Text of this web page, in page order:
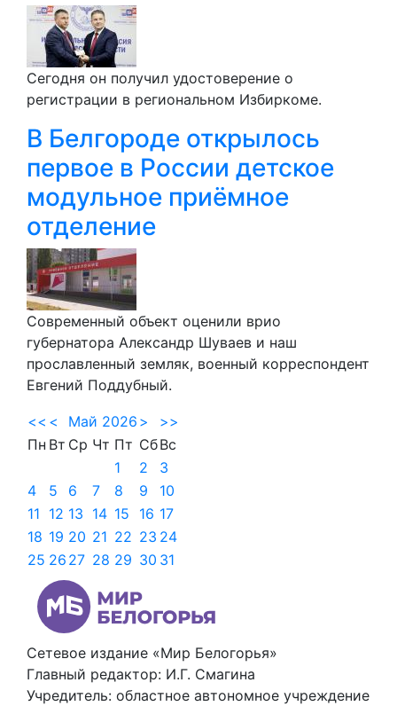
Сегодня он получил удостоверение о
регистрации в региональном Избиркоме.
В Белгороде открылось
первое в России детское
модульное приёмное
отделение
Современный объект оценили врио
губернатора Александр Шуваев и наш
прославленный земляк, военный корреспондент
Евгений Поддубный.
<< < Май 2026 >
>>
Пн Вт Ср Чт Пт СбВс
1
2
3
4
5 6 7 8 9
10
11 12 13 14 15 16 17
18 19 20 21 22 23 24
25 26 27 28 29 30 31
Сетевое издание «Мир Белогорья»
Главный редактор: И.Г. Смагина
Учредитель: областное автономное учреждение